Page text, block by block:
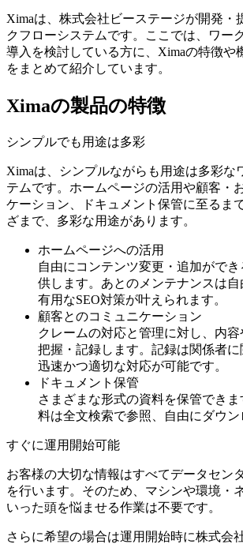
Ximaは、株式会社ビーステージが開発・
クフローシステムです。ここでは、ワー
導入を検討している方に、Ximaの特徴や
をまとめて紹介しています。
Ximaの製品の特徴
シンプルでも用途は多彩
Ximaは、シンプルながらも用途は多彩な
テムです。ホームページの活用や顧客・
ケーション、ドキュメント保管に至るま
ざまで、 多彩な用途があります。
ホームページへの活用
自由にコンテンツ変更・追加がで
供します。あとのメンテナンスは自
有用なSEO対策が叶えられます。
顧客とのコミュニケーション
クレームの対応と管理に対し、内容
把握・記録します。記録は関係者に
迅速かつ適切な対応が可能です。
ドキュメント保管
さまざまな形式の資料を保管でき
料は全文検索で参照、自由にダウン
すぐに運用開始可能
お客様の大切な情報はすべてデータセン
を行います。そのため、マシンや環境・
いった頭を悩ませる作業は不要です。
さらに希望の場合は運用開始時に株式会